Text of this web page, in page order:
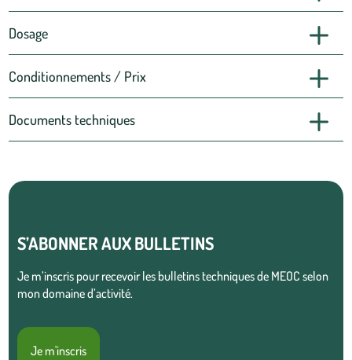
Dosage
Conditionnements / Prix
Documents techniques
S’ABONNER AUX BULLETINS
Je m’inscris pour recevoir les bulletins techniques de MEOC selon
mon domaine d’activité.
Je m'inscris